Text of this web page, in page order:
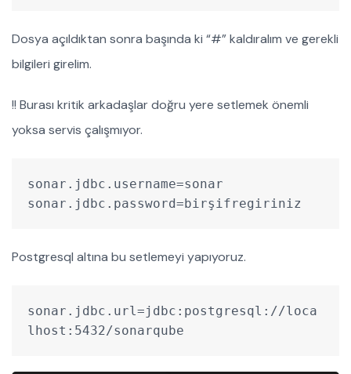
Dosya açıldıktan sonra başında ki “#” kaldıralım ve gerekli
bilgileri girelim.
!! Burası kritik arkadaşlar doğru yere setlemek önemli
yoksa servis çalışmıyor.
sonar.jdbc.username=sonar
sonar.jdbc.password=birşifregiriniz
Postgresql altına bu setlemeyi yapıyoruz.
sonar.jdbc.url=jdbc:postgresql://loca
lhost:5432/sonarqube